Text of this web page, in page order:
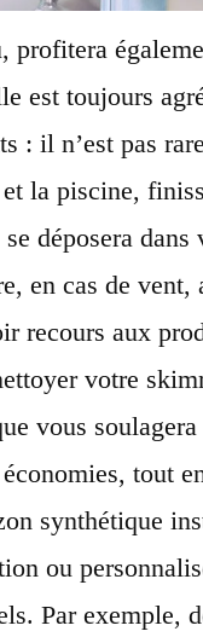
profitera
est toujours
: il n’est pas
la piscine,
déposera dans
en cas de vent,
recours aux
votre
vous soulagera
tout
synthétique
ou
Par exemple,